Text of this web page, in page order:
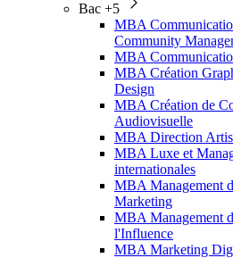
Bac +5
MBA
Community
MBA
MBA Création
Design
MBA Création de
Audiovisuelle
MBA Direction
MBA Luxe et
internationales
MBA Management
Marketing
MBA Management
l'Influence
MBA Marketing